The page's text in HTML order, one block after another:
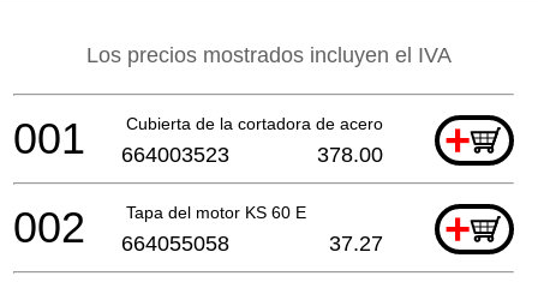
Los precios mostrados incluyen el IVA
Cubierta de la cortadora de acero +
001 664003523 378.00
Tapa del motor KS 60 E +
002 664055058 37.27